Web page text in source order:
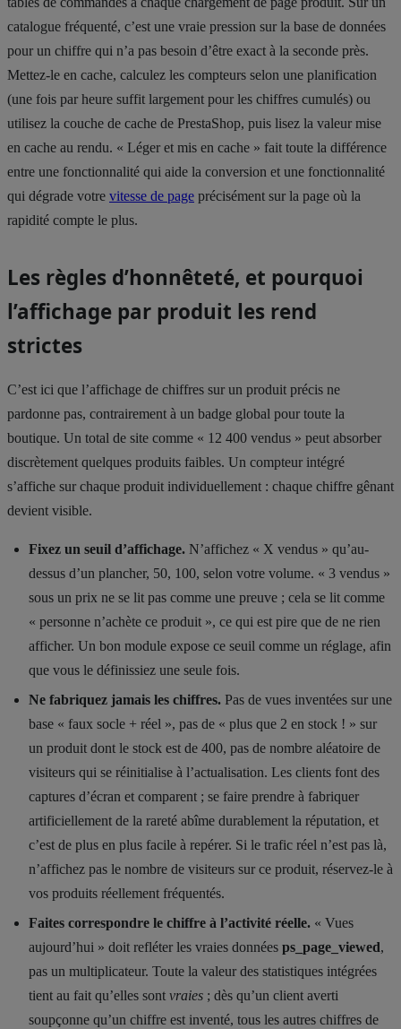
catalogue fréquenté, c’est une vraie pression sur la base de données
pour un chiffre qui n’a pas besoin d’être exact à la seconde près.
Mettez-le en cache, calculez les compteurs selon une planification
(une fois par heure suffit largement pour les chiffres cumulés) ou
utilisez la couche de cache de PrestaShop, puis lisez la valeur mise
en cache au rendu. « Léger et mis en cache » fait toute la différence
entre une fonctionnalité qui aide la conversion et une fonctionnalité
qui dégrade votre vitesse de page précisément sur la page où la
rapidité compte le plus.
Les règles d’honnêteté, et pourquoi
l’affichage par produit les rend
strictes
C’est ici que l’affichage de chiffres sur un produit précis ne
pardonne pas, contrairement à un badge global pour toute la
boutique. Un total de site comme « 12 400 vendus » peut absorber
discrètement quelques produits faibles. Un compteur intégré
s’affiche sur chaque produit individuellement : chaque chiffre gênant
devient visible.
Fixez un seuil d’affichage. N’affichez « X vendus » qu’au-
dessus d’un plancher, 50, 100, selon votre volume. « 3 vendus »
sous un prix ne se lit pas comme une preuve ; cela se lit comme
« personne n’achète ce produit », ce qui est pire que de ne rien
afficher. Un bon module expose ce seuil comme un réglage, afin
que vous le définissiez une seule fois.
Ne fabriquez jamais les chiffres. Pas de vues inventées sur une
base « faux socle + réel », pas de « plus que 2 en stock ! » sur
un produit dont le stock est de 400, pas de nombre aléatoire de
visiteurs qui se réinitialise à l’actualisation. Les clients font des
captures d’écran et comparent ; se faire prendre à fabriquer
artificiellement de la rareté abîme durablement la réputation, et
c’est de plus en plus facile à repérer. Si le trafic réel n’est pas là,
n’affichez pas le nombre de visiteurs sur ce produit, réservez-le à
vos produits réellement fréquentés.
Faites correspondre le chiffre à l’activité réelle. « Vues
aujourd’hui » doit refléter les vraies données ps_page_viewed,
pas un multiplicateur. Toute la valeur des statistiques intégrées
tient au fait qu’elles sont vraies ; dès qu’un client averti
soupçonne qu’un chiffre est inventé, tous les autres chiffres de